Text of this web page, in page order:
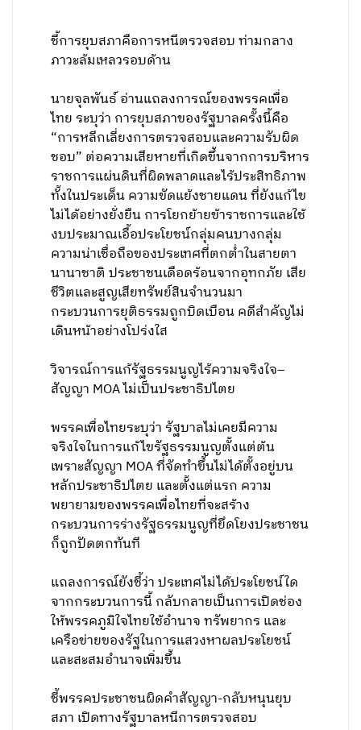
ชี้การยุบสภาคือการหนีตรวจสอบ ท่ามกลาง
ภาวะล้มเหลวรอบด้าน
นายจุลพันธ์ อ่านแถลงการณ์ของพรรคเพื่อ
ไทย ระบุว่า การยุบสภาของรัฐบาลครั้งนี้คือ
“การหลีกเลี่ยงการตรวจสอบและความรับผิด
ชอบ” ต่อความเสียหายที่เกิดขึ้นจากการบริหาร
ราชการแผ่นดินที่ผิดพลาดและไร้ประสิทธิภาพ
ทั้งในประเด็น ความขัดแย้งชายแดน ที่ยังแก้ไข
ไม่ได้อย่างยั่งยืน การโยกย้ายข้าราชการและใช้
งบประมาณเอื้อประโยชน์กลุ่มคนบางกลุ่ม
ความน่าเชื่อถือของประเทศที่ตกต่ำในสายตา
นานาชาติ ประชาชนเดือดร้อนจากอุทกภัย เสีย
ชีวิตและสูญเสียทรัพย์สินจำนวนมา
กระบวนการยุติธรรมถูกบิดเบือน คดีสำคัญไม่
เดินหน้าอย่างโปร่งใส
วิจารณ์การแก้รัฐธรรมนูญไร้ความจริงใจ–
สัญญา MOA ไม่เป็นประชาธิปไตย
พรรคเพื่อไทยระบุว่า รัฐบาลไม่เคยมีความ
จริงใจในการแก้ไขรัฐธรรมนูญตั้งแต่ต้น
เพราะสัญญา MOA ที่จัดทำขึ้นไม่ได้ตั้งอยู่บน
หลักประชาธิปไตย และตั้งแต่แรก ความ
พยายามของพรรคเพื่อไทยที่จะสร้าง
กระบวนการร่างรัฐธรรมนูญที่ยึดโยงประชาชน
ก็ถูกปัดตกทันที
แถลงการณ์ยังชี้ว่า ประเทศไม่ได้ประโยชน์ใด
จากกระบวนการนี้ กลับกลายเป็นการเปิดช่อง
ให้พรรคภูมิใจไทยใช้อำนาจ ทรัพยากร และ
เครือข่ายของรัฐในการแสวงหาผลประโยชน์
และสะสมอำนาจเพิ่มขึ้น
ชี้พรรคประชาชนผิดคำสัญญา-กลับหนุนยุบ
สภา เปิดทางรัฐบาลหนีการตรวจสอบ